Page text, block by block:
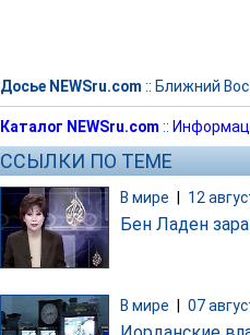
Досье NEWSru.com :: Ближний
Каталог NEWSru.com ::
ССЫЛКИ ПО ТЕМЕ
В мире 12
Бен Ладен
В мире 07